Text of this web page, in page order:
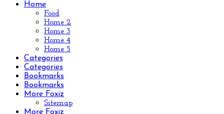
Home
Food
Home 2
Home 3
Home 4
Home 5
Categories
Categories
Bookmarks
Bookmarks
More Foxiz
Sitemap
More Foxiz